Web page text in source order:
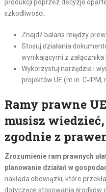
produkcji poprzez decyzje
szkodliwości.
Znajdź balans między
Stosuj działania
wynikającymi z załącznika
Wykorzystuj narzędzia i
projektów UE (m.in.
Ramy prawne
musisz wiedzieć,
zgodnie z
Zrozumienie ram prawnych
planowanie działań w
nakłada obowiązki, które
dotyczące stosowania środków